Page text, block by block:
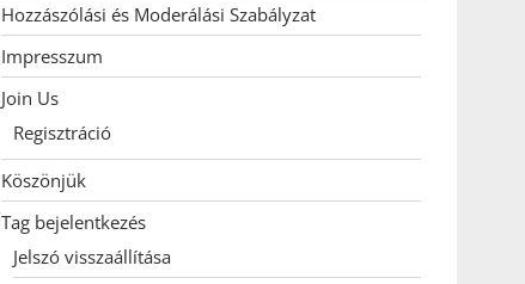
Hozzászólási és Moderálási Szabályzat
Impresszum
Join Us
Regisztráció
Köszönjük
Tag bejelentkezés
Jelszó visszaállítása